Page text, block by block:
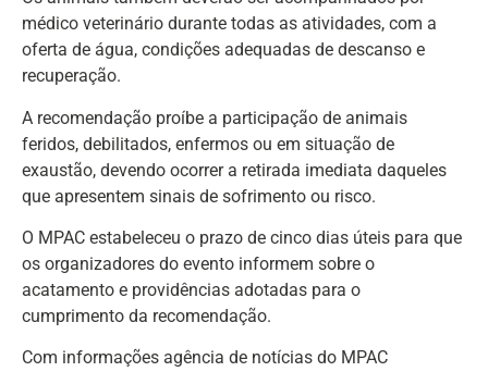
médico veterinário durante todas as atividades, com a
oferta de água, condições adequadas de descanso e
recuperação.
A recomendação proíbe a participação de animais
feridos, debilitados, enfermos ou em situação de
exaustão, devendo ocorrer a retirada imediata daqueles
que apresentem sinais de sofrimento ou risco.
O MPAC estabeleceu o prazo de cinco dias úteis para que
os organizadores do evento informem sobre o
acatamento e providências adotadas para o
cumprimento da recomendação.
Com informações agência de notícias do MPAC